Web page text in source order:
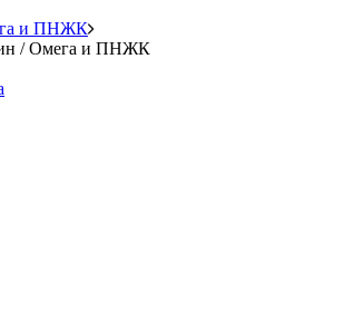
и ПНЖК
/ Омега и ПНЖК